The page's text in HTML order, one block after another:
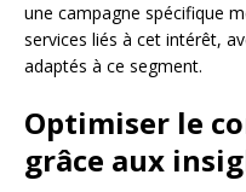
une campagne spécifique
services liés à cet intérêt,
adaptés à ce segment.
Optimiser le
grâce aux